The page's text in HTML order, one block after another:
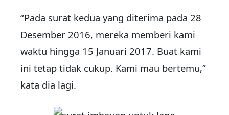
“Pada surat kedua yang diterima pada 28
Desember 2016, mereka memberi kami
waktu hingga 15 Januari 2017. Buat kami
ini tetap tidak cukup. Kami mau bertemu,”
kata dia lagi.